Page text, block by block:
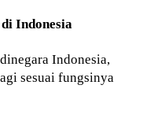
Indonesia
Indonesia,
sesuai fungsinya